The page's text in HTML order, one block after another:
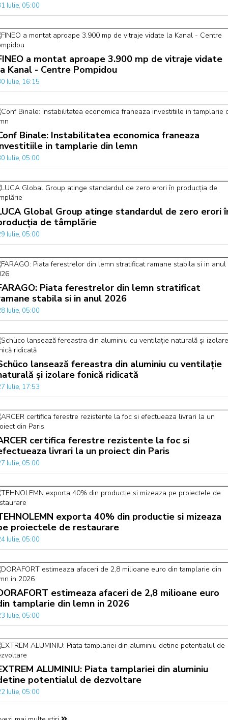
Iulie, 05:00
a montat aproape 3.900 mp de vitraje vidate
Kanal - Centre Pompidou
Iulie, 16:15
Binale: Instabilitatea economica franeaza
in tamplarie din lemn
Iulie, 05:00
Global Group atinge standardul de zero erori
de tâmplărie
Iulie, 05:00
Piata ferestrelor din lemn stratificat
stabila si in anul 2026
Iulie, 05:00
lansează fereastra din aluminiu cu ventilație
și izolare fonică ridicată
Iulie, 17:53
certifica ferestre rezistente la foc si
livrari la un proiect din Paris
Iulie, 05:00
exporta 40% din productie si mizeaza
proiectele de restaurare
Iulie, 05:00
estimeaza afaceri de 2,8 milioane euro
tamplarie din lemn in 2026
Iulie, 05:00
ALUMINIU: Piata tamplariei din aluminiu
potentialul de dezvoltare
Iulie, 05:00